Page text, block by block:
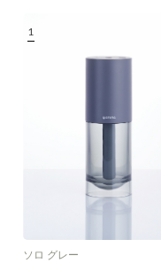
種類で絞り込む
シトラス
ユーカリ
ソロ グレー